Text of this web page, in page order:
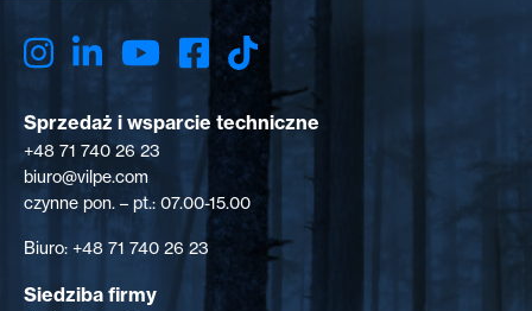
Sprzedaż i wsparcie techniczne
+48 71 740 26 23
biuro@vilpe.com
czynne pon. – pt.: 07.00-15.00
Biuro: +48 71 740 26 23
Siedziba firmy